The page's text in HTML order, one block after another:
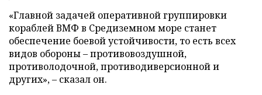
«Главной задачей оперативной группировки
кораблей ВМФ в Средиземном море станет
обеспечение боевой устойчивости, то есть всех
видов обороны – противовоздушной,
противолодочной, противодиверсионной и
других», – сказал он.